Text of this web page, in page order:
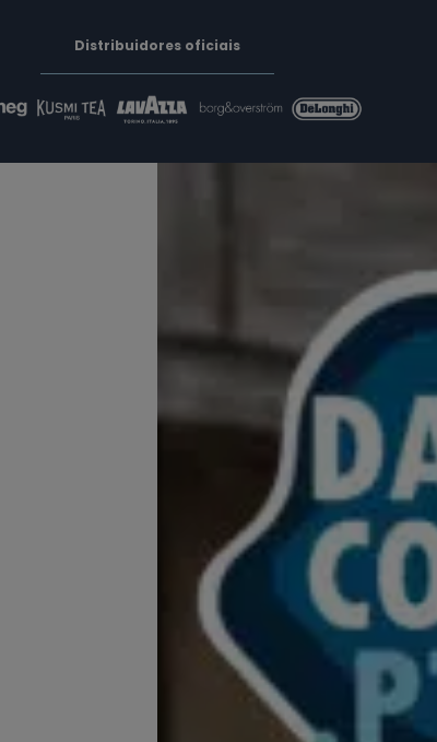
Distribuidores oficiais